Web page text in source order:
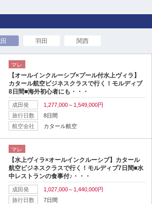
羽田 関西
マレ
【オールインクルーシブ×プール付水上ヴィラ】
カタール航空ビジネスクラスで行く！モルディブ
8日間■海外初心者にも・・・
成田発
1,277,000～1,549,000円
旅行日数
8日間
航空会社
カタール航空
マレ
【水上ヴィラ×オールインクルーシブ】カタール
航空ビジネスクラスで行く！モルディブ7日間■水
中レストランの食事付♪・・・
成田発
1,027,000～1,440,000円
旅行日数
7日間